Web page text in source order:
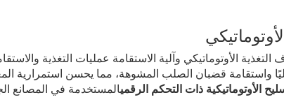
الأوتوماتيكي وآلية الاستقامة عمليات التغذية
واستقامة قضبان الصلب المشوهة، مما يحسن استمرارية
الأوتوماتيكية ذات التحكم الرقميالمستخدمة في المصانع